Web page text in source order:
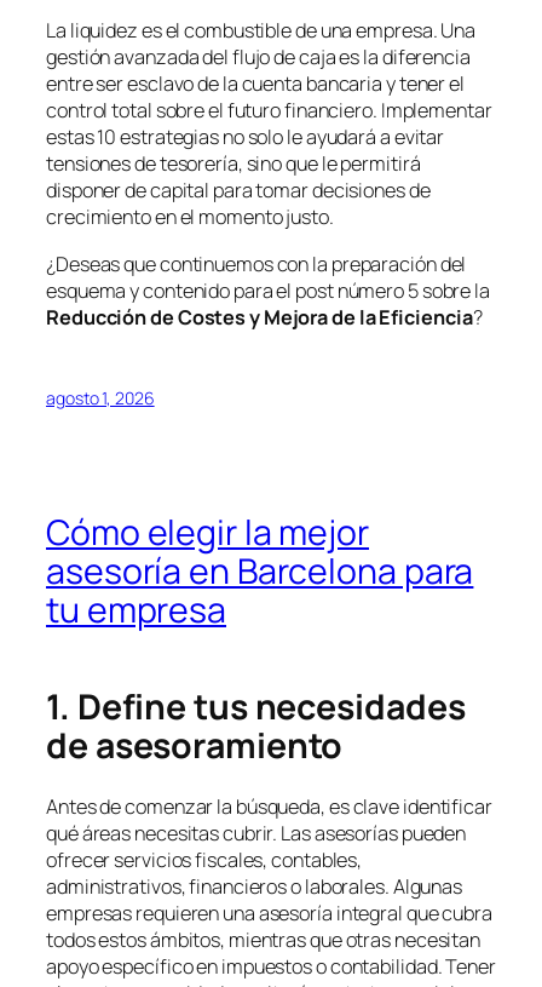
La liquidez es el combustible de una empresa. Una
gestión avanzada del flujo de caja es la diferencia
entre ser esclavo de la cuenta bancaria y tener el
control total sobre el futuro financiero. Implementar
estas 10 estrategias no solo le ayudará a evitar
tensiones de tesorería, sino que le permitirá
disponer de capital para tomar decisiones de
crecimiento en el momento justo.
¿Deseas que continuemos con la preparación del
esquema y contenido para el post número 5 sobre la
Reducción de Costes y Mejora de la Eficiencia?
agosto 1, 2026
Cómo elegir la mejor
asesoría en Barcelona para
tu empresa
1. Define tus necesidades
de asesoramiento
Antes de comenzar la búsqueda, es clave identificar
qué áreas necesitas cubrir. Las asesorías pueden
ofrecer servicios fiscales, contables,
administrativos, financieros o laborales. Algunas
empresas requieren una asesoría integral que cubra
todos estos ámbitos, mientras que otras necesitan
apoyo específico en impuestos o contabilidad. Tener